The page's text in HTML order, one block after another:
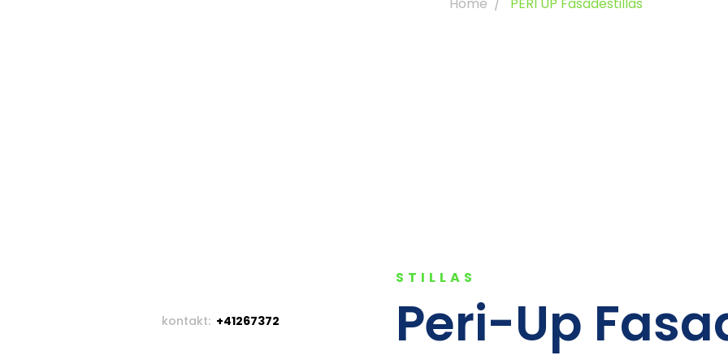
kontakt: +41267372
STILLAS
Peri-Up